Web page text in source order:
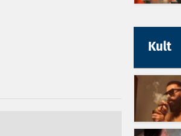
Kult